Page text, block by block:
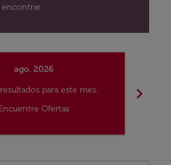
ago. 2026
para este mes.
Ofertas
chevron_right